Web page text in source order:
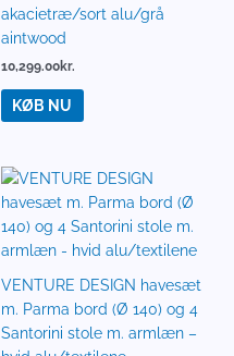
akacietræ/sort alu/grå
aintwood
10,299.00kr.
KØB NU
VENTURE DESIGN havesæt
m. Parma bord (Ø 140) og 4
Santorini stole m. armlæn –